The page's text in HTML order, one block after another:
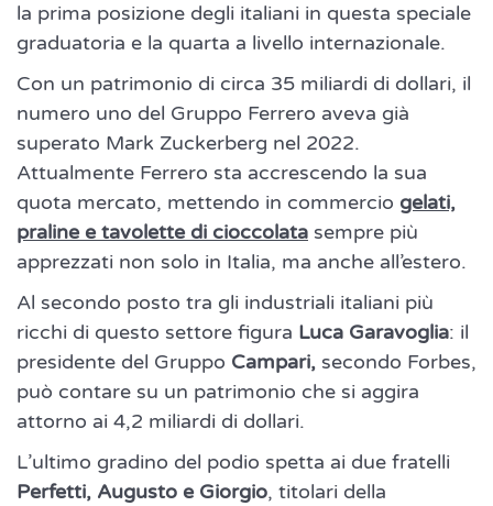
la prima posizione degli italiani in questa speciale
graduatoria e la quarta a livello internazionale.
Con un patrimonio di circa 35 miliardi di dollari, il
numero uno del Gruppo Ferrero aveva già
superato Mark Zuckerberg nel 2022.
Attualmente Ferrero sta accrescendo la sua
quota mercato, mettendo in commercio gelati,
praline e tavolette di cioccolata sempre più
apprezzati non solo in Italia, ma anche all’estero.
Al secondo posto tra gli industriali italiani più
ricchi di questo settore figura Luca Garavoglia: il
presidente del Gruppo Campari, secondo Forbes,
può contare su un patrimonio che si aggira
attorno ai 4,2 miliardi di dollari.
L’ultimo gradino del podio spetta ai due fratelli
Perfetti, Augusto e Giorgio, titolari della